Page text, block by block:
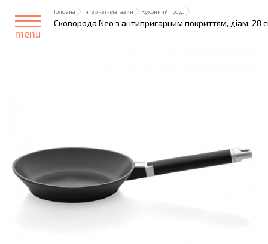
menu
Головна Інтернет-магазин Кухонний посуд
Сковорода Neo з антипригарним покриттям, діам. 28